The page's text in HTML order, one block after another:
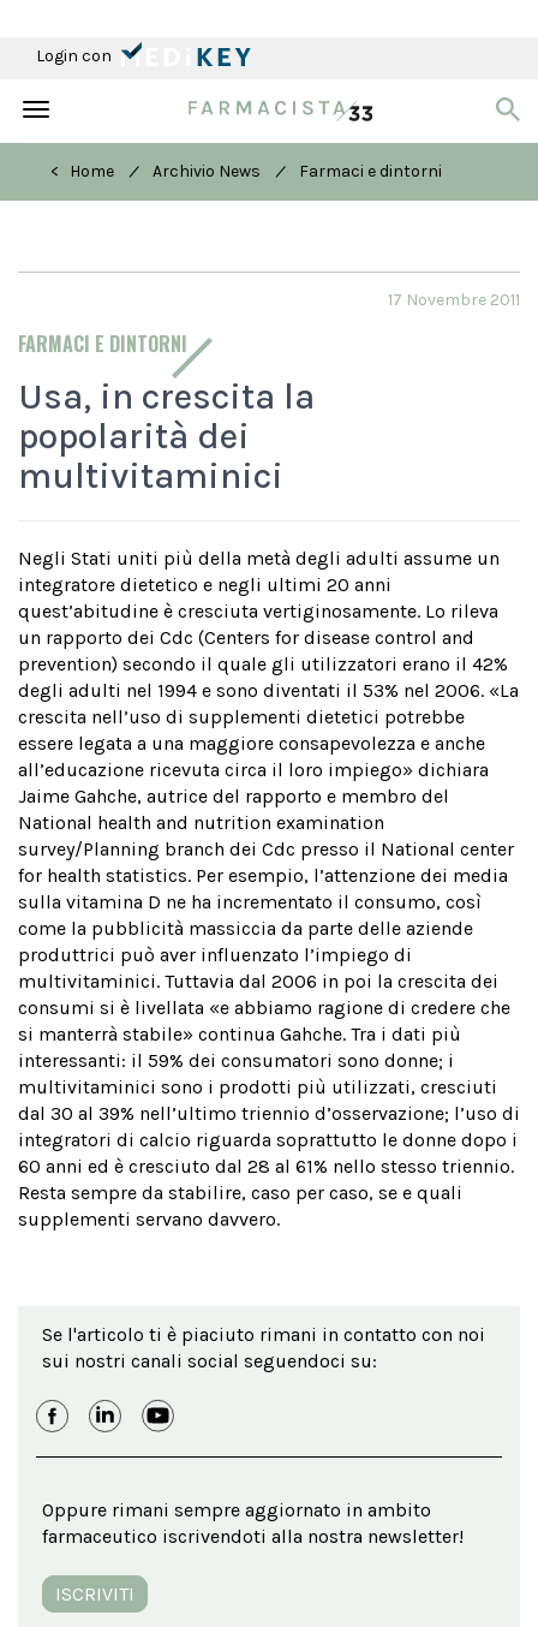
Login con
Toggle
< Home
/ Archivio News / Farmaci e dintorni
FARMACI E DINTORNI
17 Novembre 2011
Usa, in crescita la
popolarità dei
multivitaminici
Negli Stati uniti più della metà degli adulti assume un
integratore dietetico e negli ultimi 20 anni
quest’abitudine è cresciuta vertiginosamente. Lo rileva
un rapporto dei Cdc (Centers for disease control and
prevention) secondo il quale gli utilizzatori erano il 42%
degli adulti nel 1994 e sono diventati il 53% nel 2006. «La
crescita nell’uso di supplementi dietetici potrebbe
essere legata a una maggiore consapevolezza e anche
all’educazione ricevuta circa il loro impiego» dichiara
Jaime Gahche, autrice del rapporto e membro del
National health and nutrition examination
survey/Planning branch dei Cdc presso il National center
for health statistics. Per esempio, l’attenzione dei media
sulla vitamina D ne ha incrementato il consumo, così
come la pubblicità massiccia da parte delle aziende
produttrici può aver influenzato l’impiego di
multivitaminici. Tuttavia dal 2006 in poi la crescita dei
consumi si è livellata «e abbiamo ragione di credere che
si manterrà stabile» continua Gahche. Tra i dati più
interessanti: il 59% dei consumatori sono donne; i
multivitaminici sono i prodotti più utilizzati, cresciuti
dal 30 al 39% nell’ultimo triennio d’osservazione; l’uso di
integratori di calcio riguarda soprattutto le donne dopo i
60 anni ed è cresciuto dal 28 al 61% nello stesso triennio.
Resta sempre da stabilire, caso per caso, se e quali
supplementi servano davvero.
Se l'articolo ti è piaciuto rimani in contatto con noi
sui nostri canali social seguendoci su:
Oppure rimani sempre aggiornato in ambito
farmaceutico iscrivendoti alla nostra newsletter!
ISCRIVITI